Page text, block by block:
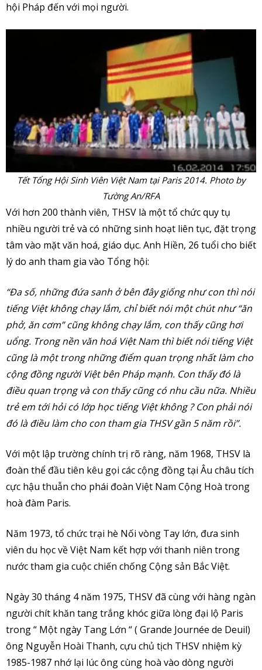
hội Pháp đến với mọi người.
Tết Tổng Hội Sinh Viên Việt Nam tại Paris 2014. Photo by
Tường An/RFA
Với hơn 200 thành viên, THSV là một tổ chức quy tụ
nhiều người trẻ và có những sinh hoạt liên tục, đặt trọng
tâm vào mặt văn hoá, giáo dục. Anh Hiền, 26 tuổi cho biết
lý do anh tham gia vào Tổng hội:
“Đa số, những đứa sanh ở bên đây giống như con thì nói
tiếng Việt không chạy lắm, chỉ biết nói một chút như “ăn
phở, ăn cơm” cũng không chạy lắm, con thấy cũng hơi
uổng. Trong nền văn hoá Việt Nam thì biết nói tiếng Việt
cũng là một trong những điểm quan trọng nhất làm cho
cộng đồng người Việt bên Pháp mạnh. Con thấy đó là
điều quan trọng và con thấy cũng có nhu cầu nữa. Nhiều
trẻ em tới hỏi có lớp học tiếng Việt không ? Con phải nói
đó là điều làm cho con tham gia THSV gần 5 năm rồi”.
Với một lập trường chính trị rõ ràng, năm 1968, THSV là
đoàn thể đầu tiên kêu gọi các cộng đồng tại Âu châu tích
cực hậu thuẫn cho phái đoàn Việt Nam Cộng Hoà trong
hoà đàm Paris.
Năm 1973, tổ chức trại hè Nối vòng Tay lớn, đưa sinh
viên du học về Việt Nam kết hợp với thanh niên trong
nước tham gia cuộc chiến chống Cộng sản Bắc Việt.
Ngày 30 tháng 4 năm 1975, THSV đã cùng với hàng ngàn
người chít khăn tang trắng khóc giữa lòng đại lộ Paris
trong “ Một ngày Tang Lớn “ ( Grande Journée de Deuil)
ông Nguyễn Hoài Thanh, cựu chủ tịch THSV nhiệm kỳ
1985-1987 nhớ lại lúc ông cùng hoà vào dòng người